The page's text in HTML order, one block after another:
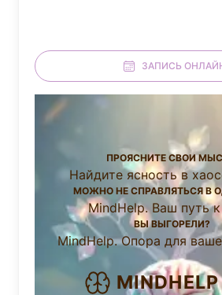
ЗАПИСЬ
ПРОЯСНИТЕ СВОИ
Найдите ясность в
МОЖНО НЕ СПРАВЛЯТЬСЯ В
MindHelp. Ваш путь к
ВЫ ВЫГОРЕЛИ?
MindHelp. Опора для
MINDHELP